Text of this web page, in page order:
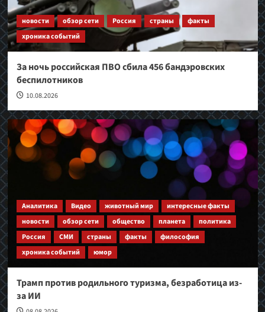
новости обзор сети Россия страны
факты
хроника событий
За ночь российская ПВО сбила 456 бандэровских
беспилотников
10.08.2026
Аналитика Видео животный мир
интересные факты
новости
обзор сети общество планета
политика
Россия
СМИ страны факты
философия
хроника событий
юмор
Трамп против родильного туризма, безработица из-
за ИИ